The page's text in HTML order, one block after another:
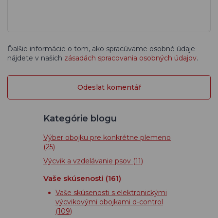
Ďalšie informácie o tom, ako spracúvame osobné údaje
nájdete v našich zásadách spracovania osobných údajov.
Kategórie blogu
Výber obojku pre konkrétne plemeno
(25)
Výcvik a vzdelávanie psov (11)
Vaše skúsenosti (161)
Vaše skúsenosti s elektronickými
výcvikovými obojkami d-control
(109)